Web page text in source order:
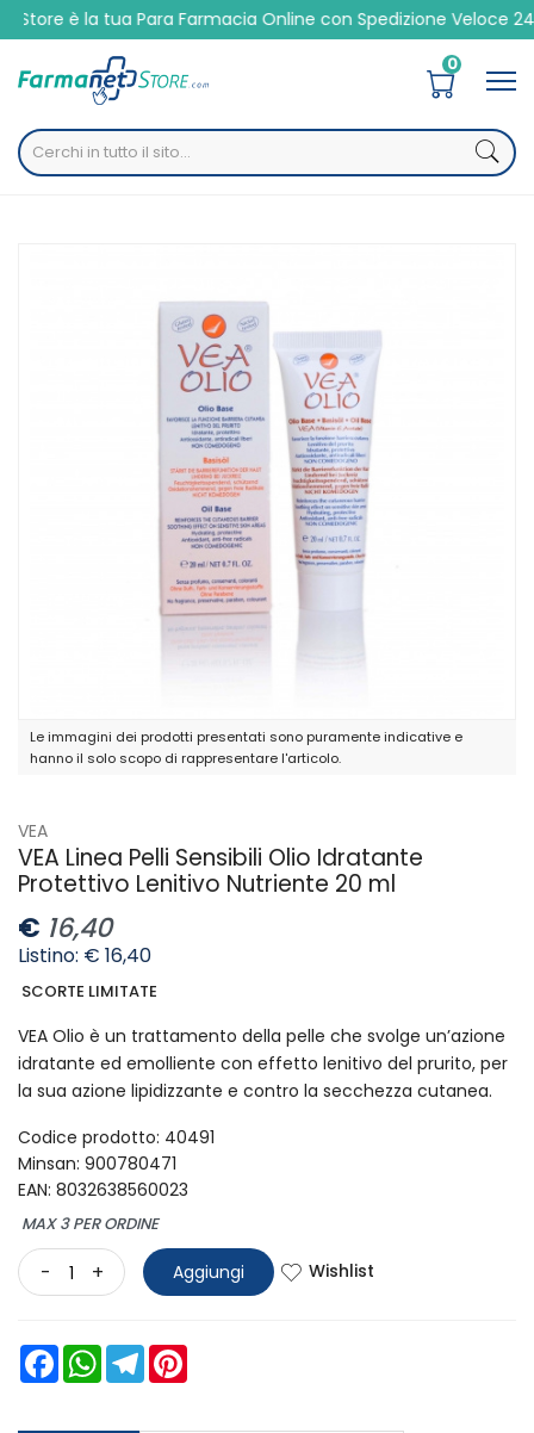
la tua Para Farmacia Online con Spedizione Veloce 24/48h
0
Le immagini dei prodotti presentati sono puramente indicative e
hanno il solo scopo di rappresentare l'articolo.
VEA
VEA Linea Pelli Sensibili Olio Idratante
Protettivo Lenitivo Nutriente 20 ml
€ 16,40
Listino: € 16,40
SCORTE LIMITATE
VEA Olio è un trattamento della pelle che svolge un’azione
idratante ed emolliente con effetto lenitivo del prurito, per
la sua azione lipidizzante e contro la secchezza cutanea.
Codice prodotto: 40491
Minsan: 900780471
EAN: 8032638560023
MAX 3 PER ORDINE
- + Aggiungi Wishlist
FacebookWhatsAppTelegram